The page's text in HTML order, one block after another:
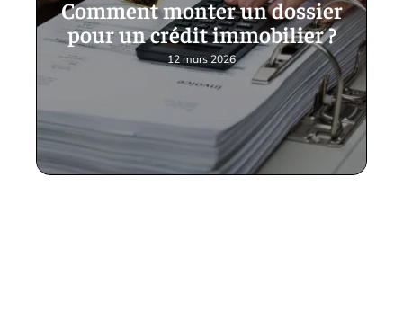
Comment monter un dossier
pour un crédit immobilier ?
12 mars 2026